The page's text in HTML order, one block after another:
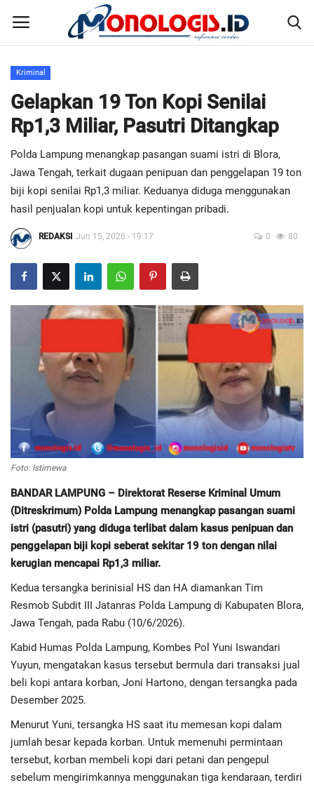
Home
Kontak
Disclaimer
Susunan Redaksi
Pedoman Pemberitaan Media Siber
Nusantara
Galeri
Regional
Pendidikan
Ekonomi
Olahraga
Wisata
Politik
Hukum & Kriminal
Internasional
Advertorial
Monologis TV
Kopilogis
Kriminal
Gelapkan 19 Ton Kopi Senilai
Rp1,3 Miliar, Pasutri Ditangkap
Polda Lampung menangkap pasangan suami istri di Blora,
Jawa Tengah, terkait dugaan penipuan dan penggelapan 19 ton
biji kopi senilai Rp1,3 miliar. Keduanya diduga menggunakan
hasil penjualan kopi untuk kepentingan pribadi.
REDAKSI Jun 15, 2026 - 19:17 0 80
Foto: Istimewa
BANDAR LAMPUNG – Direktorat Reserse Kriminal Umum
(Ditreskrimum) Polda Lampung menangkap pasangan suami
istri (pasutri) yang diduga terlibat dalam kasus penipuan dan
penggelapan biji kopi seberat sekitar 19 ton dengan nilai
kerugian mencapai Rp1,3 miliar.
Kedua tersangka berinisial HS dan HA diamankan Tim
Resmob Subdit III Jatanras Polda Lampung di Kabupaten Blora,
Jawa Tengah, pada Rabu (10/6/2026).
Kabid Humas Polda Lampung, Kombes Pol Yuni Iswandari
Yuyun, mengatakan kasus tersebut bermula dari transaksi jual
beli kopi antara korban, Joni Hartono, dengan tersangka pada
Desember 2025.
Menurut Yuni, tersangka HS saat itu memesan kopi dalam
jumlah besar kepada korban. Untuk memenuhi permintaan
tersebut, korban membeli kopi dari petani dan pengepul
sebelum mengirimkannya menggunakan tiga kendaraan, terdiri